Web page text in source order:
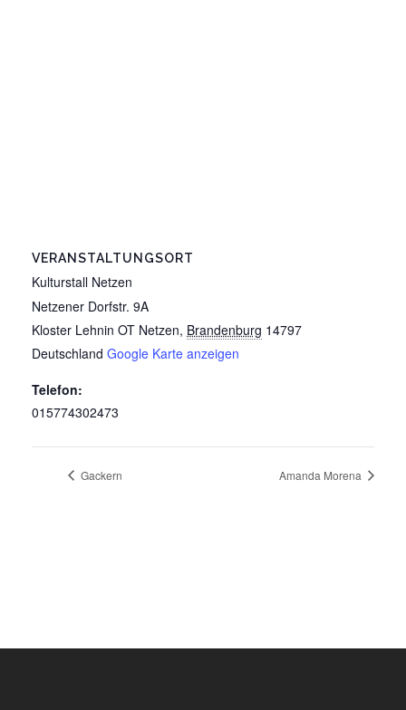
VERANSTALTUNGSORT
Kulturstall Netzen
Netzener Dorfstr. 9A
Kloster Lehnin OT Netzen, Brandenburg 14797
Deutschland Google Karte anzeigen
Telefon:
015774302473
Gackern Amanda Morena